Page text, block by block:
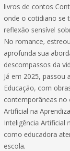
livros de contos
onde o cotidiano se
reflexão sensível
No romance,
aprofunda sua
descompassos da
Já em 2025, passou
Educação, com
contemporâneas no
Artificial na
Inteligência Artificial
como educadora
escola.